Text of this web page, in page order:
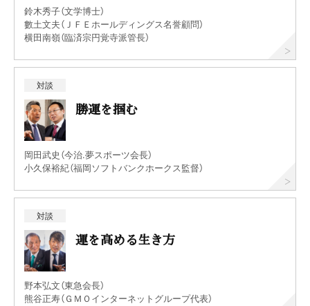
鈴木秀子（文学博士）
數土文夫（ＪＦＥホールディングス名誉顧問）
横田南嶺（臨済宗円覚寺派管長）
対談
勝運を掴む
岡田武史（今治.夢スポーツ会長）
小久保裕紀（福岡ソフトバンクホークス監督）
対談
運を高める生き方
野本弘文（東急会長）
熊谷正寿（ＧＭＯインターネットグループ代表）